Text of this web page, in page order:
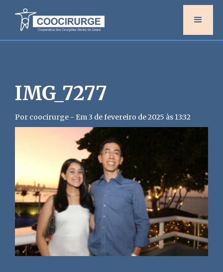
IMG_7277
Por coocirurge - Em 3 de fevereiro de 2025 às 13:32